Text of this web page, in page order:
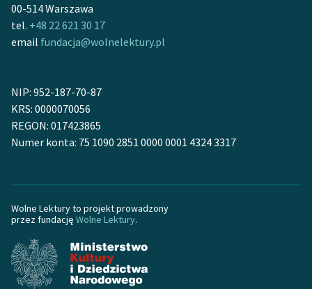
Ręce pełne poezji
Kolekcje edukacyjne
lektur szkolnych oraz
Starego Testamentu
Odkurzamy bohaterów
Lektur
O nas
Kontakt
O projekcie
00-514 Warszawa
tel. +48 22 621 30 17
email fundacja@wolnelektury.pl
NIP: 952-187-70-87
KRS: 0000070056
REGON: 017423865
Numer konta: 75 1090 2851 0000 0001 4324 3317
Wolne Lektury to projekt prowadzony
przez fundację Wolne Lektury.